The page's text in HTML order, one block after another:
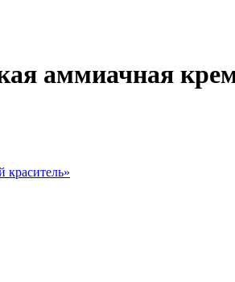
аммиачная
краситель»